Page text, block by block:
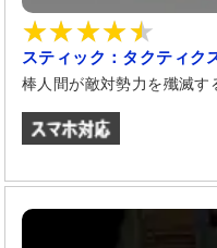
スティック：タクティク
棒人間が敵対勢力を殲滅す